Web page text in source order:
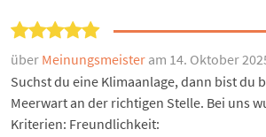
über Meinungsmeister am 14. Oktober
Suchst du eine Klimaanlage, dann bist du
Meerwart an der richtigen Stelle. Bei uns
Kriterien: Freundlichkeit: